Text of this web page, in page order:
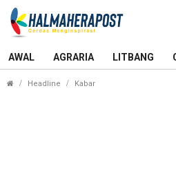
AWAL AGRARIA LITBANG
Headline Kabar